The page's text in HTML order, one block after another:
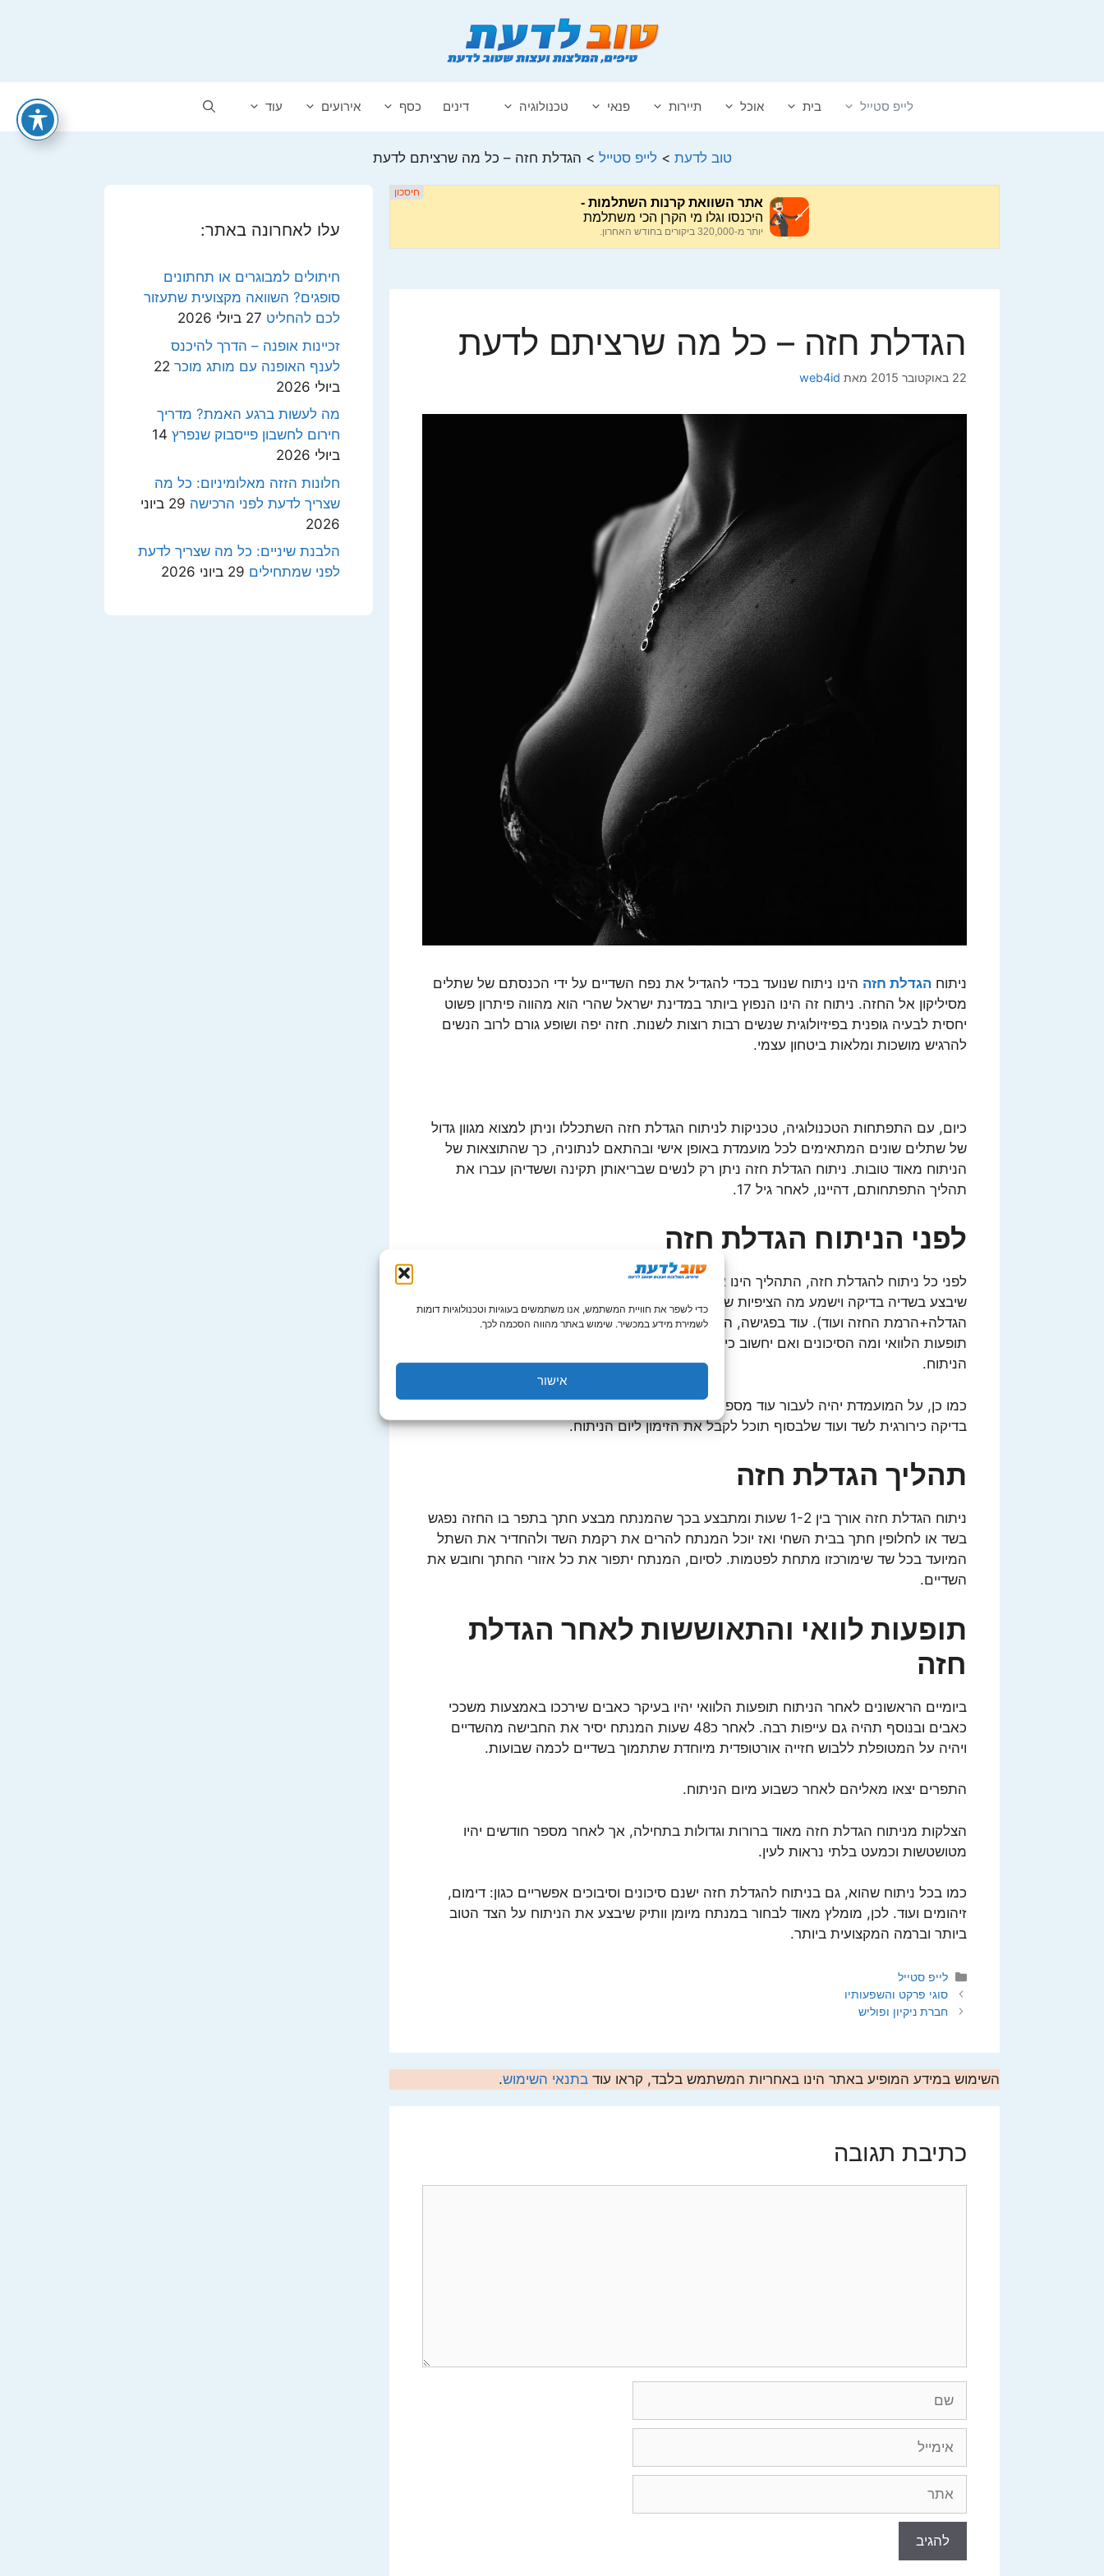
כדי לשפר את חוויית המשתמש, אנו משתמשים בעוגיות וטכנולוגיות דומות
לשמירת מידע במכשיר. שימוש באתר מהווה הסכמה לכך.
אישור
לייפ סטייל בית אוכל תיירות פנאי טכנולוגיה דינים כסף אירועים עוד
טוב לדעת >לייפ סטייל > הגדלת חזה – כל מה שרציתם לדעת
הגדלת חזה – כל מה שרציתם לדעת
22 באוקטובר 2015 מאת web4id
ניתוח הגדלת חזה הינו ניתוח שנועד בכדי להגדיל את נפח השדיים על ידי הכנסתם של שתלים
מסיליקון אל החזה. ניתוח זה הינו הנפוץ ביותר במדינת ישראל שהרי הוא מהווה פיתרון פשוט
יחסית לבעיה גופנית בפיזיולוגית שנשים רבות רוצות לשנות. חזה יפה ושופע גורם לרוב הנשים
להרגיש מושכות ומלאות ביטחון עצמי.
כיום, עם התפתחות הטכנולוגיה, טכניקות לניתוח הגדלת חזה השתכללו וניתן למצוא מגוון גדול
של שתלים שונים המתאימים לכל מועמדת באופן אישי ובהתאם לנתוניה, כך שהתוצאות של
הניתוח מאוד טובות. ניתוח הגדלת חזה ניתן רק לנשים שבריאותן תקינה וששדיהן עברו את
תהליך התפתחותם, דהיינו, לאחר גיל 17.
לפני הניתוח הגדלת חזה
לפני כל ניתוח להגדלת חזה, התהליך הינו ארוך. בתחילה יש על המועמדת להיפגש עם המנתח
שיבצע בשדיה בדיקה וישמע מה הציפיות שלה מהניתוח. (מה הגול הרצוי, רק הגדלה או
הגדלה+הרמת החזה ועוד). עוד בפגישה, המנתח יסביר למועמד בדיוק מה ההליך הרפואי, מה
תופעות הלוואי ומה הסיכונים ואם יחשוב כי אינה זקוקה לו באמת הוא ימליץ לה לא לעבור את
הניתוח.
כמו כן, על המועמדת יהיה לעבור עוד מספר בדיקות רפואיות לפני הניתוח שכוללות בדיקת דם,
בדיקה כירורגית לשד ועוד שלבסוף תוכל לקבל את הזימון ליום הניתוח.
תהליך הגדלת חזה
ניתוח הגדלת חזה אורך בין 1-2 שעות ומתבצע בכך שהמנתח מבצע חתך בתפר בו החזה נפגש
בשד או לחלופין חתך בבית השחי ואז יוכל המנתח להרים את רקמת השד ולהחדיר את השתל
המיועד בכל שד שימורכזו מתחת לפטמות. לסיום, המנתח יתפור את כל אזורי החתך וחובש את
השדיים.
תופעות לוואי והתאוששות לאחר הגדלת
חזה
ביומיים הראשונים לאחר הניתוח תופעות הלוואי יהיו בעיקר כאבים שירככו באמצעות משככי
כאבים ובנוסף תהיה גם עייפות רבה. לאחר כ48 שעות המנתח יסיר את החבישה מהשדיים
ויהיה על המטופלת ללבוש חזייה אורטופדית מיוחדת שתתמוך בשדיים לכמה שבועות.
התפרים יצאו מאליהם לאחר כשבוע מיום הניתוח.
הצלקות מניתוח הגדלת חזה מאוד ברורות וגדולות בתחילה, אך לאחר מספר חודשים יהיו
מטושטשות וכמעט בלתי נראות לעין.
כמו בכל ניתוח שהוא, גם בניתוח להגדלת חזה ישנם סיכונים וסיבוכים אפשריים כגון: דימום,
זיהומים ועוד. לכן, מומלץ מאוד לבחור במנתח מיומן וותיק שיבצע את הניתוח על הצד הטוב
ביותר וברמה המקצועית ביותר.
קטגוריות
לייפ סטייל
סוגי פרקט והשפעותיו
חברת ניקיון ופוליש
השימוש במידע המופיע באתר הינו באחריות המשתמש בלבד, קראו עוד בתנאי השימוש.
כתיבת תגובה
עלו לאחרונה באתר:
חיתולים למבוגרים או תחתונים
סופגים? השוואה מקצועית שתעזור
לכם להחליט 27 ביולי 2026
זכיינות אופנה – הדרך להיכנס
לענף האופנה עם מותג מוכר 22
ביולי 2026
מה לעשות ברגע האמת? מדריך
חירום לחשבון פייסבוק שנפרץ 14
ביולי 2026
חלונות הזזה מאלומיניום: כל מה
שצריך לדעת לפני הרכישה
29 ביוני
2026
הלבנת שיניים: כל מה שצריך לדעת
לפני שמתחילים 29 ביוני 2026